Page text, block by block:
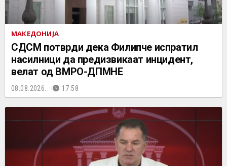
МАКЕДОНИЈА
СДСМ потврди дека Филипче испратил
насилници да предизвикаат инцидент,
велат од ВМРО-ДПМНЕ
08.08.2026. 17:58